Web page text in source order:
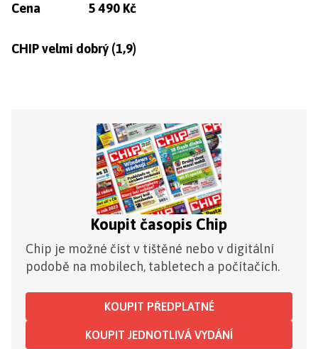
Cena 5 490 Kč
CHIP velmi dobrý (1,9)
Koupit časopis Chip
Chip je možné číst v tištěné nebo v digitální
podobě na mobilech, tabletech a počítačích.
KOUPIT PŘEDPLATNÉ
KOUPIT JEDNOTLIVÁ VYDÁNÍ